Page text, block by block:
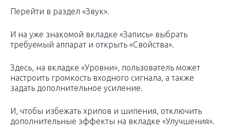
Перейти в раздел «Звук».
И на уже знакомой вкладке «Запись» выбрать
требуемый аппарат и открыть «Свойства».
Здесь, на вкладке «Уровни», пользователь может
настроить громкость входного сигнала, а также
задать дополнительное усиление.
И, чтобы избежать хрипов и шипения, отключить
дополнительные эффекты на вкладке «Улучшения».